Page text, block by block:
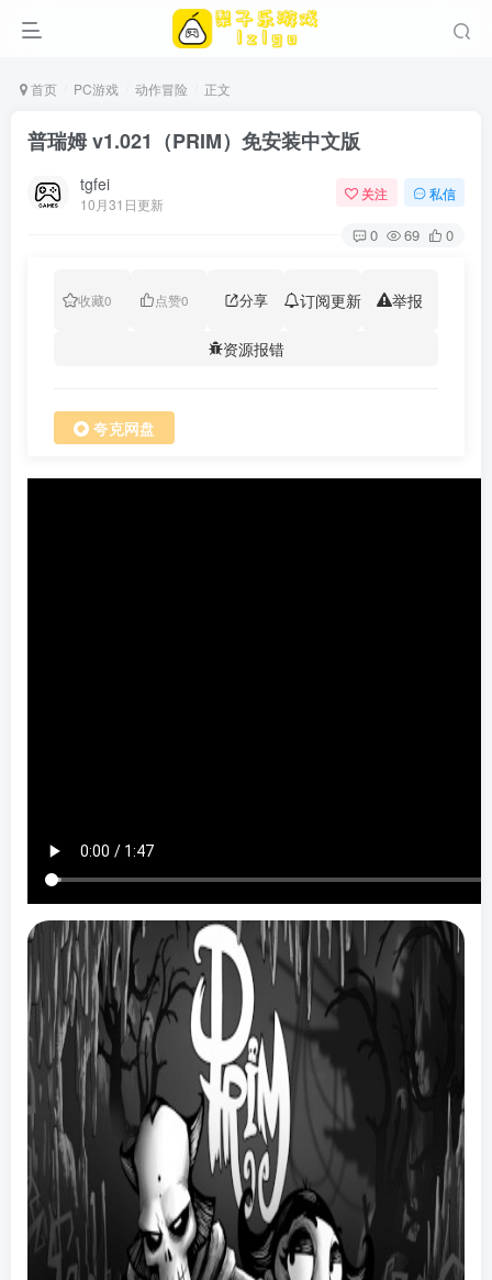
首页 PC游戏 动作冒险 正文
普瑞姆 v1.021（PRIM）免安装中文版
tgfei
10月31日更新
关注 私信
0 69 0
收藏0 点赞0 分享 订阅更新 举报
资源报错
夸克网盘